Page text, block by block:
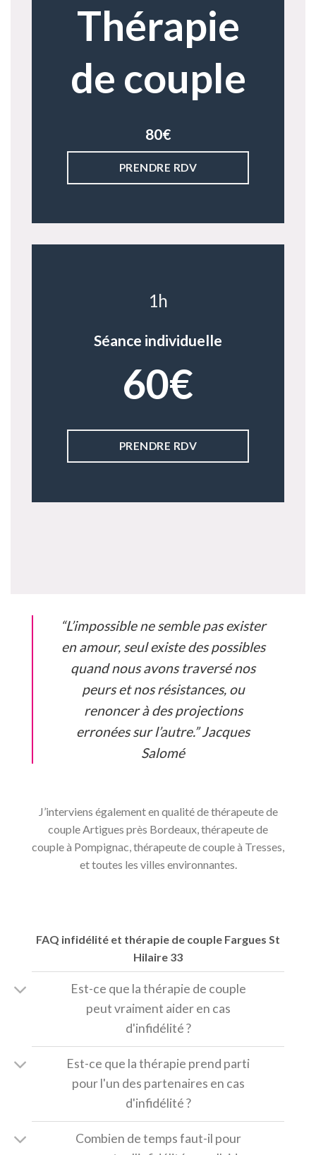
Thérapie
de couple
80€
PRENDRE RDV
1h
Séance individuelle
60€
PRENDRE RDV
“L’impossible ne semble pas exister
en amour, seul existe des possibles
quand nous avons traversé nos
peurs et nos résistances, ou
renoncer à des projections
erronées sur l’autre.” Jacques
Salomé
J’interviens également en qualité de thérapeute de
couple Artigues près Bordeaux, thérapeute de
couple à Pompignac, thérapeute de couple à Tresses,
et toutes les villes environnantes.
FAQ infidélité et thérapie de couple Fargues St
Hilaire 33
Est-ce que la thérapie de couple
peut vraiment aider en cas
d'infidélité ?
Est-ce que la thérapie prend parti
pour l'un des partenaires en cas
d'infidélité ?
Combien de temps faut-il pour